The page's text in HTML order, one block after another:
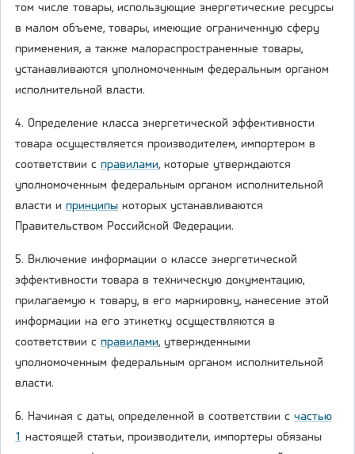
том числе товары, использующие энергетические ресурсы
в малом объеме, товары, имеющие ограниченную сферу
применения, а также малораспространенные товары,
устанавливаются уполномоченным федеральным органом
исполнительной власти.
4. Определение класса энергетической эффективности
товара осуществляется производителем, импортером в
соответствии с правилами, которые утверждаются
уполномоченным федеральным органом исполнительной
власти и принципы которых устанавливаются
Правительством Российской Федерации.
5. Включение информации о классе энергетической
эффективности товара в техническую документацию,
прилагаемую к товару, в его маркировку, нанесение этой
информации на его этикетку осуществляются в
соответствии с правилами, утвержденными
уполномоченным федеральным органом исполнительной
власти.
6. Начиная с даты, определенной в соответствии с частью
1 настоящей статьи, производители, импортеры обязаны